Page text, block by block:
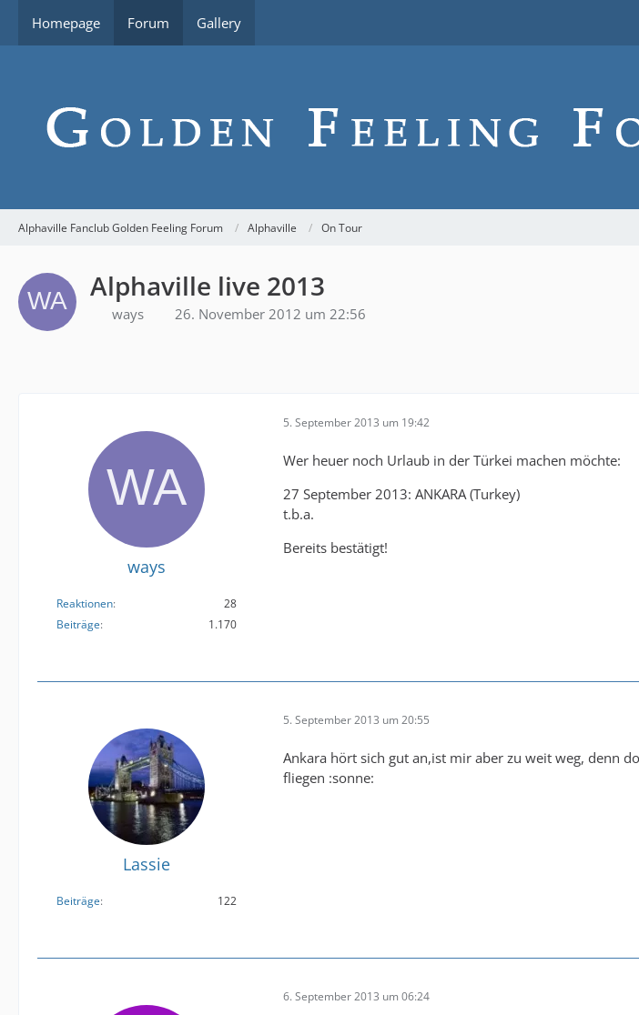
Homepage Forum Gallery
Alphaville Fanclub Golden Feeling Forum Alphaville On Tour
Alphaville live 2013
ways 26. November 2012 um 22:56
ways
Reaktionen
28
Beiträge
1.170
5. September 2013 um 19:42
Wer heuer noch Urlaub in der Türkei machen möchte:
27 September 2013: ANKARA (Turkey)
t.b.a.
Bereits bestätigt!
Lassie
Beiträge 122
5. September 2013 um 20:55
Ankara hört sich gut an,ist mir aber zu weit weg, denn
fliegen :sonne:
6. September 2013 um 06:24